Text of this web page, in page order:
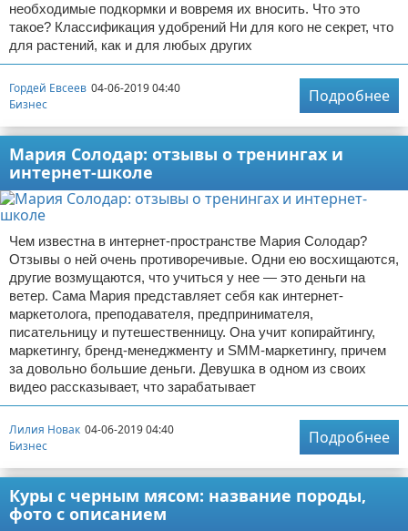
необходимые подкормки и вовремя их вносить. Что это
такое? Классификация удобрений Ни для кого не секрет, что
для растений, как и для любых других
Гордей Евсеев 04-06-2019 04:40
Бизнес
Подробнее
Мария Солодар: отзывы о тренингах и
интернет-школе
Чем известна в интернет-пространстве Мария Солодар?
Отзывы о ней очень противоречивые. Одни ею восхищаются,
другие возмущаются, что учиться у нее — это деньги на
ветер. Сама Мария представляет себя как интернет-
маркетолога, преподавателя, предпринимателя,
писательницу и путешественницу. Она учит копирайтингу,
маркетингу, бренд-менеджменту и SMM-маркетингу, причем
за довольно большие деньги. Девушка в одном из своих
видео рассказывает, что зарабатывает
Лилия Новак 04-06-2019 04:40
Бизнес
Подробнее
Куры с черным мясом: название породы,
фото с описанием